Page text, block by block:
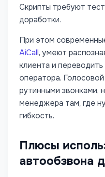
Скрипты требуют
доработки.
При этом
AiCall, умеют
клиента и
оператора.
рутинными звонками,
менеджера там, где
гибкость.
Плюсы
автообзвона